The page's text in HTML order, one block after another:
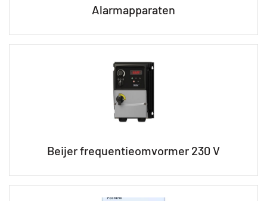
Alarmapparaten
Beijer frequentieomvormer 230 V